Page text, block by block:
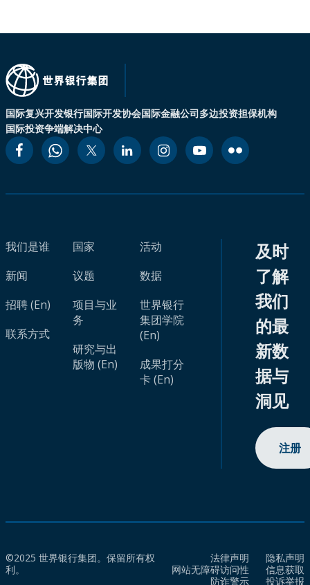
国际复兴开发银行国际开发协会国际金融公司多边投资担保机构
国际投资争端解决中心
我们是谁
新闻
招聘 (En)
联系方式
国家
议题
项目与业
务
研究与出
版物 (En)
活动
数据
世界银行
集团学院
(En)
成果打分
卡 (En)
及时
了解
我们
的最
新数
据与
洞见
注册
©2025 世界银行集团。保留所有权
利。
法律声明
隐私声明
网站无障碍访问性
信息获取
防诈警示
投诉举报